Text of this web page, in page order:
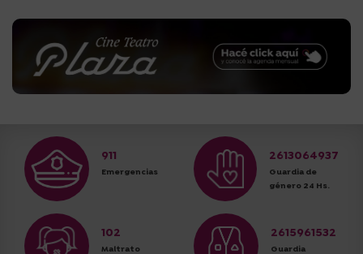
911
Emergencias
2613064937
Guardia de
género 24 Hs.
102
Maltrato
2615961532
Guardia